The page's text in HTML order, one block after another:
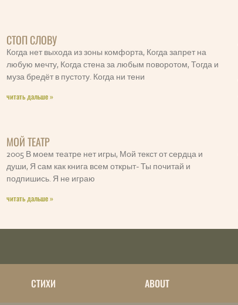
СТОП СЛОВУ
Когда нет выхода из зоны комфорта, Когда запрет на
любую мечту, Когда стена за любым поворотом, Тогда и
муза бредёт в пустоту. Когда ни тени
читать дальше »
МОЙ ТЕАТР
2005 В моем театре нет игры, Мой текст от сердца и
души, Я сам как книга всем открыт- Ты почитай и
подпишись. Я не играю
читать дальше »
СТИХИ ABOUT